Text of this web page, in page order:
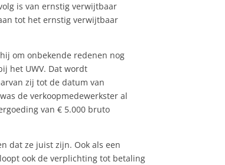
is van ernstig verwijtbaar
tot het ernstig verwijtbaar
om onbekende redenen nog
het UWV. Dat wordt
zij tot de datum van
de verkoopmedewerkster al
van € 5.000 bruto
dat ze juist zijn. Ook als een
ook de verplichting tot betaling